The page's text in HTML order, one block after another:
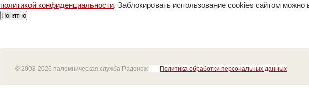
политикой конфиденциальности. Заблокировать использование cookies сайтом можно
Понятно
© 2008-2026 паломническая служба Радонеж Политика обработки персональных данных